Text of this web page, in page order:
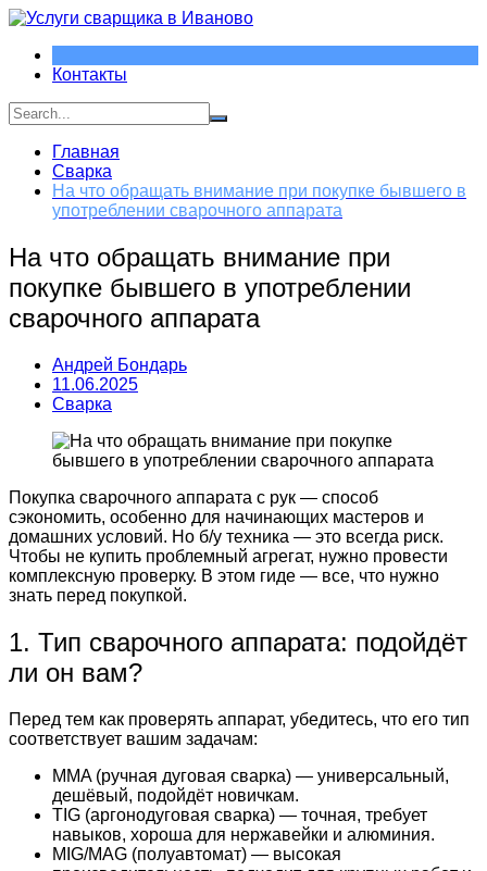
Перейти
содержимому
Контакты
Главная
Сварка
На что обращать внимание при покупке бывшего в
употреблении сварочного аппарата
На что обращать внимание при
покупке бывшего в употреблении
сварочного аппарата
Андрей Бондарь
11.06.2025
Сварка
Покупка сварочного аппарата с рук — способ
сэкономить, особенно для начинающих мастеров и
домашних условий. Но б/у техника — это всегда риск.
Чтобы не купить проблемный агрегат, нужно провести
комплексную проверку. В этом гиде — все, что нужно
знать перед покупкой.
1. Тип сварочного аппарата: подойдёт
ли он вам?
Перед тем как проверять аппарат, убедитесь, что его тип
соответствует вашим задачам:
MMA (ручная дуговая сварка) — универсальный,
дешёвый, подойдёт новичкам.
TIG (аргонодуговая сварка) — точная, требует
навыков, хороша для нержавейки и алюминия.
MIG/MAG (полуавтомат) — высокая